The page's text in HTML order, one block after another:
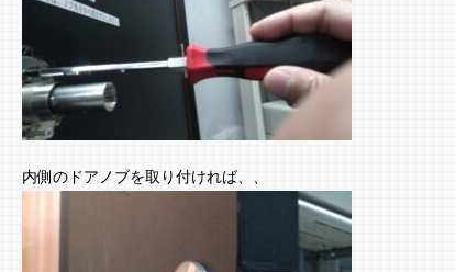
内側のドアノブを取り付ければ、、